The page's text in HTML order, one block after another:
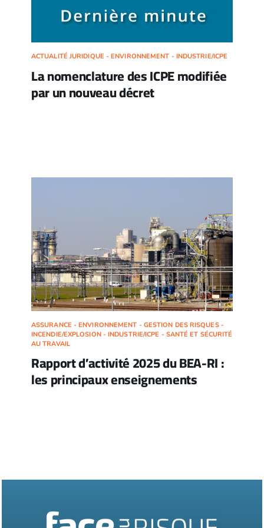
ACTUALITÉ JURIDIQUE - ENVIRONNEMENT - INDUSTRIE/ICPE
La nomenclature des ICPE modifiée
par un nouveau décret
ASSURANCE - ENVIRONNEMENT - GESTION DES RISQUES -
INCENDIE/EXPLOSION - INDUSTRIE/ICPE - SANTÉ ET SÉCURITÉ
AU TRAVAIL
Rapport d’activité 2025 du BEA-RI :
les principaux enseignements